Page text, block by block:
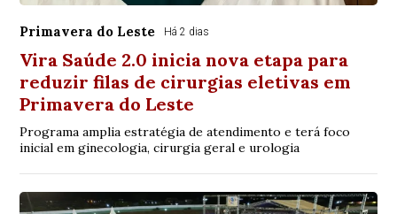
Primavera do Leste Há 2 dias
Vira Saúde 2.0 inicia nova etapa para
reduzir filas de cirurgias eletivas em
Primavera do Leste
Programa amplia estratégia de atendimento e terá foco
inicial em ginecologia, cirurgia geral e urologia